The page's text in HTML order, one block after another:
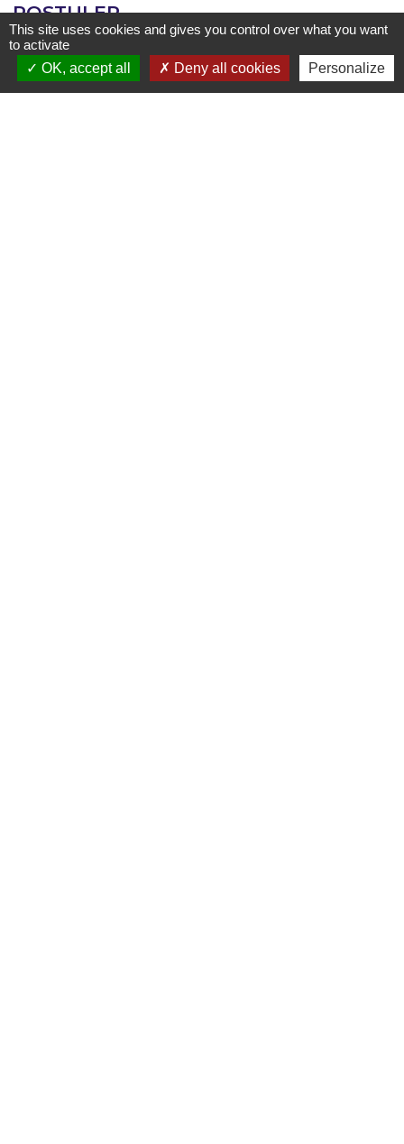
POSTULER
Veuillez remplir tous les champs
Nom
Mentions légales
This site uses cookies and gives you control over what you want
to activate
OK, accept all
Deny all cookies Personalize